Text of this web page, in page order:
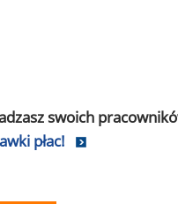
swoich
płac!